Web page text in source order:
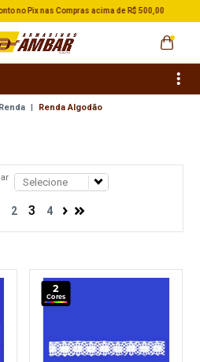
Pix nas Compras acima de R$ 500,00
Renda | Renda Algodão
2 3 4
2
Cores